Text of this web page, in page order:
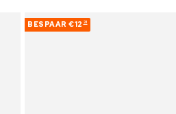
BESPAAR €12 31